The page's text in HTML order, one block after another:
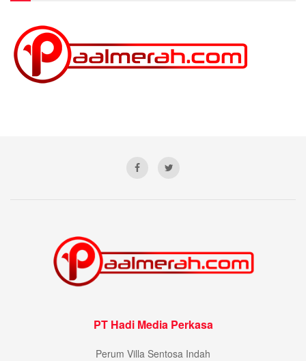
PT Hadi Media Perkasa
Perum Villa Sentosa Indah